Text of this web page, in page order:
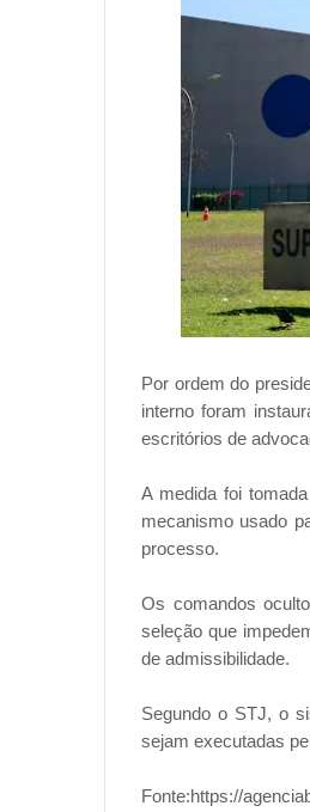
Por ordem do
interno foram
escritórios de
A medida foi
mecanismo usado
processo.
Os comandos
seleção que
de admissibilidade.
Segundo o STJ, o
sejam executadas
Fonte:https://